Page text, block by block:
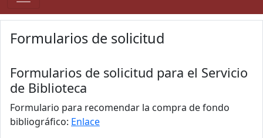
Formularios de solicitud
Formularios de solicitud para el Servicio
de Biblioteca
Formulario para recomendar la compra de fondo
bibliográfico: Enlace